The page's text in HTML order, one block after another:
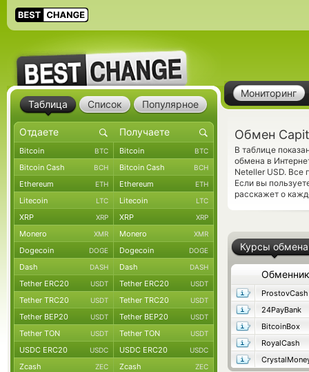
Мониторинг
Обмен
В таблице
обмена в
Neteller USD.
Если вы
расскажет о
Курсы обмена
Обменник
ProstovCash
24PayBank
BitcoinBox
RoyalCash
Таблица Список Популярное
Bitcoin BTC Bitcoin BTC
Bitcoin Cash BCH Bitcoin Cash BCH
Ethereum ETH Ethereum ETH
Litecoin LTC Litecoin LTC
XRP XRP XRP XRP
Monero XMR Monero XMR
Dogecoin DOGE Dogecoin DOGE
Dash DASH Dash DASH
Tether ERC20 USDT Tether ERC20 USDT
Tether TRC20 USDT Tether TRC20 USDT
Tether BEP20 USDT Tether BEP20 USDT
Tether TON USDT Tether TON USDT
USDC ERC20 USDC USDC ERC20 USDC
Zcash ZEC Zcash ZEC